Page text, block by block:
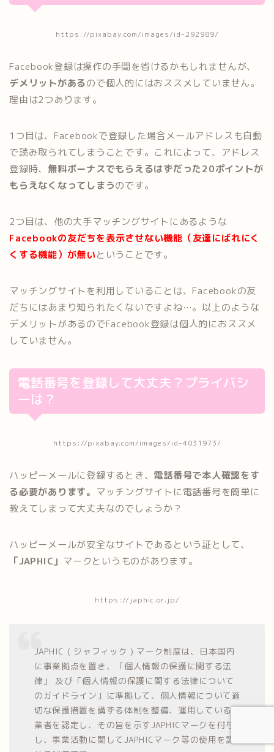
https://pixabay.com/images/id-292989/
Facebook登録は操作の手間を省けるかもしれませんが、
デメリットがあるので個人的にはおススメしていません。
理由は2つあります。
1つ目は、Facebookで登録した場合メールアドレスも自動
で読み取られてしまうことです。これによって、アドレス
登録時、 無料ボーナスでもらえるはずだった20ポイントが
もらえなくなってしまうのです。
2つ目は、他の大手マッチングサイトにあるような
Facebookの友だちを表示させない機能（友達にばれにく
くする機能）が無いということです。
マッチングサイトを利用していることは、Facebookの友
だちにはあまり知られたくないですよね…。以上のような
デメリットがあるのでFacebook登録は個人的におススメ
していません。
電話番号を登録して大丈夫？プライバシ
ーは？
https://pixabay.com/images/id-4031973/
ハッピーメールに登録するとき、 電話番号で本人確認をす
る必要があります。 マッチングサイトに電話番号を簡単に
教えてしまって大丈夫なのでしょうか？
ハッピーメールが安全なサイトであるという証として、
「JAPHIC」 マークというものがあります。
https://japhic.or.jp/
JAPHIC ( ジャフィック ) マーク制度は、日本国内
に事業拠点を置き、「個人情報の保護に関する法
律」 及び「個人情報の保護に関する法律について
のガイドライン」に準拠して、個人情報について適
切な保護措置を講ずる体制を整備、運用している事
業者を認定し、その旨を示すJAPHICマークを付与
し、事業活動に関してJAPHICマーク等の使用を認